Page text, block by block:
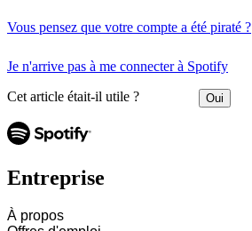
Vous pensez que votre compte a été piraté ?
Je n'arrive pas à me connecter à Spotify
Cet article était-il utile ? Oui
Entreprise
À propos